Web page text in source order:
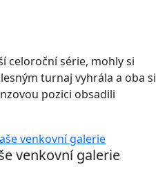
celoroční série, mohly si
turnaj vyhrála a oba si
pozici obsadili
venkovní galerie